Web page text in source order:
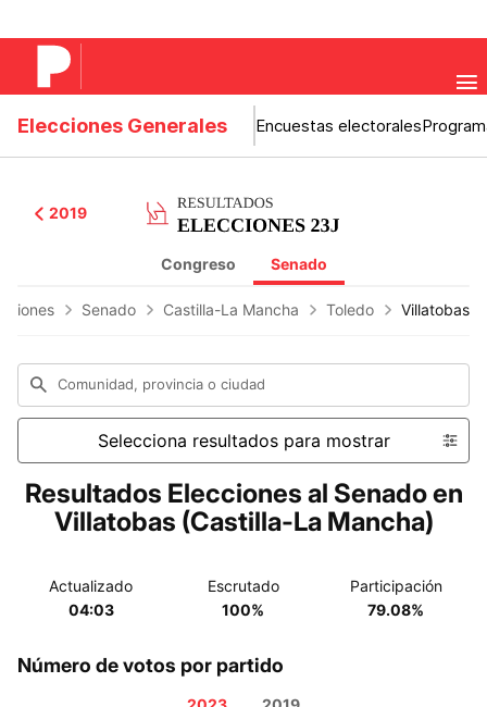
Elecciones Generales Encuestas electorales
2019
Congreso Senado
Senado Castilla-La Mancha Toledo Villatobas
Comunidad, provincia o ciudad
Selecciona resultados para mostrar
Resultados Elecciones al Senado en
Villatobas (Castilla-La Mancha)
Actualizado
04:03
Escrutado
100%
Participación
79.08%
Número de votos por partido